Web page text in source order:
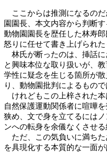
ここからは推測になるのだ
園園長、本文内容から判断
動物園園長を歴任した林寿
怒りに任せて書き上げられた
林氏が断ったのは、挿話
と興味本位な取り扱いが、
学性に疑念を生じる箇所が
り、動物園批判によるもので
けれどもこの上梓された本
自然保護運動関係者に喧嘩
狭め、文で身を立てるには
ンへの転身を余儀なくさせ
ただ、この気負いに満ちた
を具現化する本質的な一面